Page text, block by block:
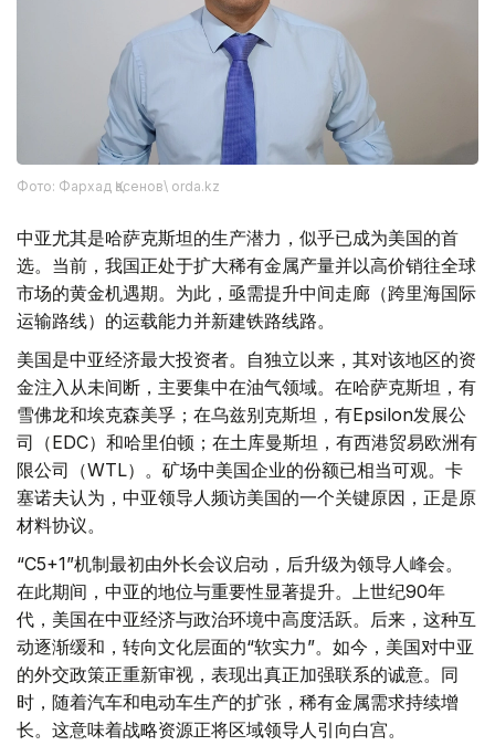
Фото: Фархад Қасенов\ orda.kz
中亚尤其是哈萨克斯坦的生产潜力，似乎已成为美国的首
选。当前，我国正处于扩大稀有金属产量并以高价销往全球
市场的黄金机遇期。为此，亟需提升中间走廊（跨里海国际
运输路线）的运载能力并新建铁路线路。
美国是中亚经济最大投资者。自独立以来，其对该地区的资
金注入从未间断，主要集中在油气领域。在哈萨克斯坦，有
雪佛龙和埃克森美孚；在乌兹别克斯坦，有Epsilon发展公
司（EDC）和哈里伯顿；在土库曼斯坦，有西港贸易欧洲有
限公司（WTL）。矿场中美国企业的份额已相当可观。卡
塞诺夫认为，中亚领导人频访美国的一个关键原因，正是原
材料协议。
“C5+1”机制最初由外长会议启动，后升级为领导人峰会。
在此期间，中亚的地位与重要性显著提升。上世纪90年
代，美国在中亚经济与政治环境中高度活跃。后来，这种互
动逐渐缓和，转向文化层面的“软实力”。如今，美国对中亚
的外交政策正重新审视，表现出真正加强联系的诚意。同
时，随着汽车和电动车生产的扩张，稀有金属需求持续增
长。这意味着战略资源正将区域领导人引向白宫。